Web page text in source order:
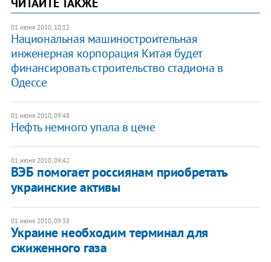
01 июня 2010, 10:12
Национальная машиностроительная
инженерная корпорация Китая будет
финансировать строительство стадиона в
Одессе
01 июня 2010, 09:48
Нефть немного упала в цене
01 июня 2010, 09:42
ВЭБ помогает россиянам приобретать
украинские активы
01 июня 2010, 09:38
Украине необходим терминал для
сжиженного газа